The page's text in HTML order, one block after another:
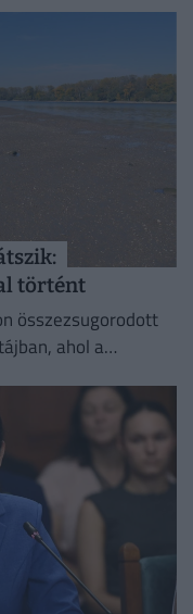
történt
összezsugorodott
ahol a